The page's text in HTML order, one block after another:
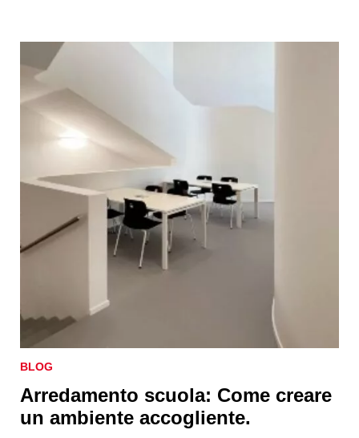
BLOG
Arredamento scuola: Come creare
un ambiente accogliente.